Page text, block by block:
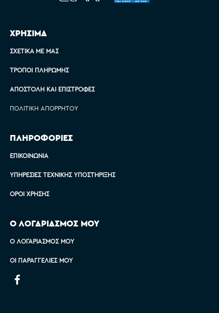
ΧΡΗΣΙΜΑ
ΣΧΕΤΙΚΆ ΜΕ ΜΑΣ
ΤΡΌΠΟΙ ΠΛΗΡΩΜΉΣ
ΑΠΟΣΤΟΛΉ ΚΑΙ ΕΠΙΣΤΡΟΦΈΣ
ΠΟΛΙΤΙΚΉ ΑΠΟΡΡΉΤΟΥ
ΠΛΗΡΟΦΟΡΙΕΣ
ΕΠΙΚΟΙΝΩΝΊΑ
ΥΠΗΡΕΣΊΕΣ ΤΕΧΝΙΚΉΣ ΥΠΟΣΤΉΡΙΞΗΣ
ΌΡΟΙ ΧΡΉΣΗΣ
Ο ΛΟΓΑΡΙΑΣΜΟΣ ΜΟΥ
Ο ΛΟΓΑΡΙΑΣΜΌΣ ΜΟΥ
ΟΙ ΠΑΡΑΓΓΕΛΊΕΣ ΜΟΥ